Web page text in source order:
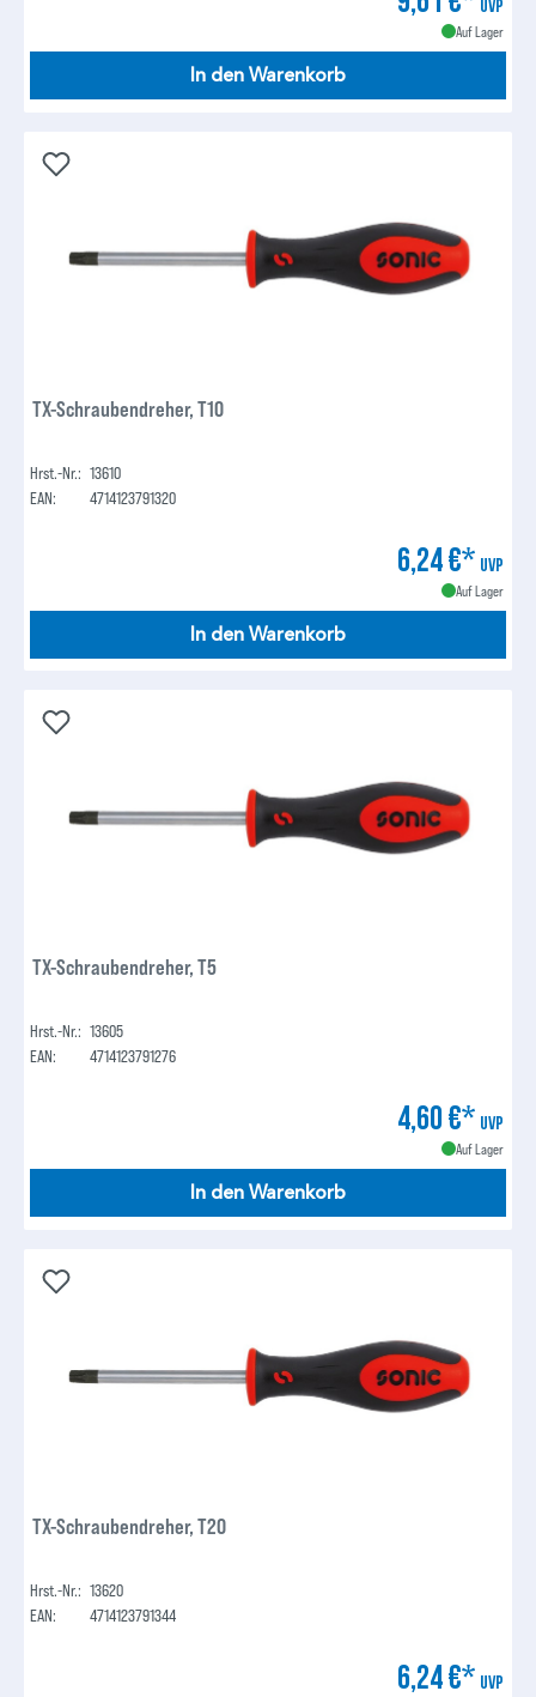
UVP
Auf Lager
In den Warenkorb
TX-Schraubendreher, T10
Hrst.-Nr.: 13610
EAN:
4714123791320
6,24 €* UVP
Auf Lager
In den Warenkorb
TX-Schraubendreher, T5
Hrst.-Nr.: 13605
EAN:
4714123791276
4,60 €* UVP
Auf Lager
In den Warenkorb
TX-Schraubendreher, T20
Hrst.-Nr.: 13620
EAN:
4714123791344
6,24 €* UVP